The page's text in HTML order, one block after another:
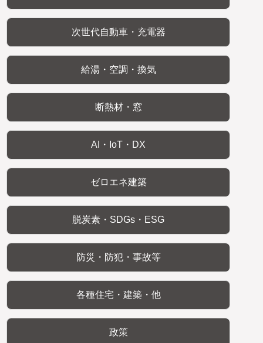
次世代自動車・充電器
給湯・空調・換気
断熱材・窓
AI・IoT・DX
ゼロエネ建築
脱炭素・SDGs・ESG
防災・防犯・事故等
各種住宅・建築・他
政策